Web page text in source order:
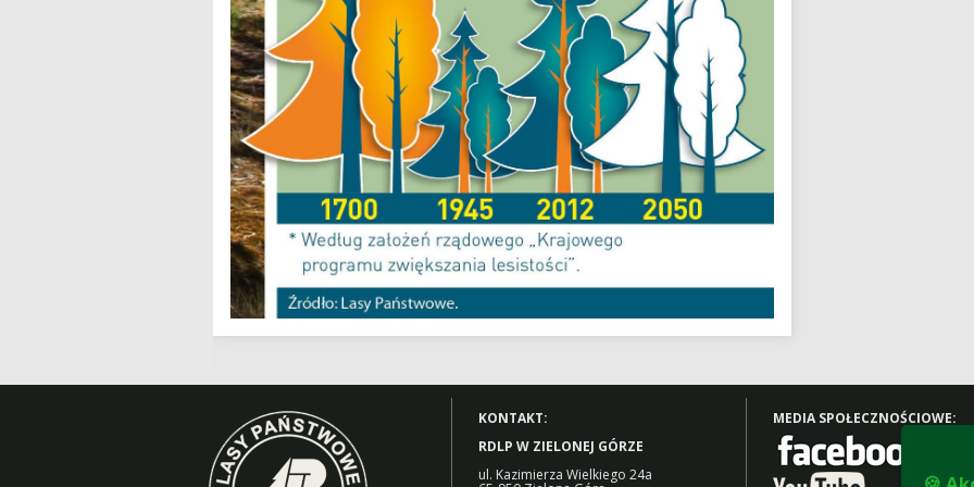
KONTAKT:
RDLP W ZIELONEJ GÓRZE
ul. Kazimierza Wielkiego 24a
MEDIA SPOŁECZNOŚCIOWE: